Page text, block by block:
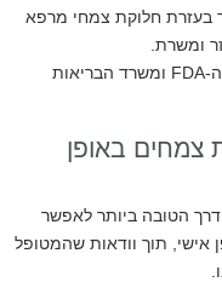
בעזרת חלוקת צמחי מרפא
ומשרת.
כל צמחי המרפא עוברים בדיקות ואישור של ה-FDA ומשרד הבריאות
צמחים באופן
הטובה ביותר לאפשר
אישי, תוך וודאות שהמטופל